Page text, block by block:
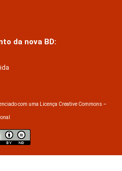
da nova BD:
com uma Licença Creative Commons –